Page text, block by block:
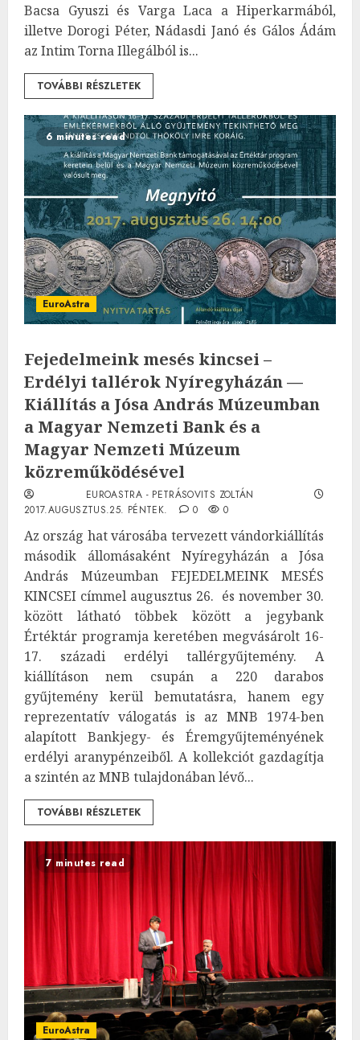
Bacsa Gyuszi és Varga Laca a Hiperkarmából,
illetve Dorogi Péter, Nádasdi Janó és Gálos Ádám
az Intim Torna Illegálból is...
TOVÁBBI RÉSZLETEK
6 minutes read
EuroAstra
Fejedelmeink mesés kincsei –
Erdélyi tallérok Nyíregyházán —
Kiállítás a Jósa András Múzeumban
a Magyar Nemzeti Bank és a
Magyar Nemzeti Múzeum
közreműködésével
EUROASTRA - PETRÁSOVITS ZOLTÁN
2017.AUGUSZTUS.25. PÉNTEK.
0 0
Az ország hat városába tervezett vándorkiállítás
második állomásaként Nyíregyházán a Jósa
András Múzeumban FEJEDELMEINK MESÉS
KINCSEI címmel augusztus 26. és november 30.
között látható többek között a jegybank
Értéktár programja keretében megvásárolt 16-
17. századi erdélyi tallérgyűjtemény. A
kiállításon nem csupán a 220 darabos
gyűjtemény kerül bemutatásra, hanem egy
reprezentatív válogatás is az MNB 1974-ben
alapított Bankjegy- és Éremgyűjteményének
erdélyi aranypénzeiből. A kollekciót gazdagítja
a szintén az MNB tulajdonában lévő...
TOVÁBBI RÉSZLETEK
7 minutes read
EuroAstra